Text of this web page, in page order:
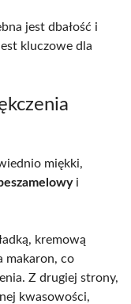
jest dbałość i
kluczowe dla
miękki,
beszamelowyi
kremową
makaron, co
Z drugiej strony,
kwasowości,